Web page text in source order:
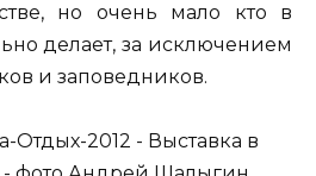
но очень мало кто в
делает, за исключением
и заповедников.